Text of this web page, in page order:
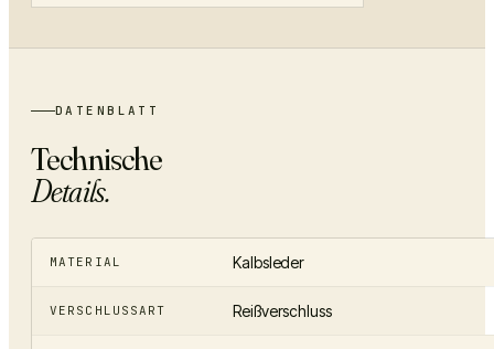
DATENBLATT
Technische
Details.
MATERIAL Kalbsleder
VERSCHLUSSART Reißverschluss